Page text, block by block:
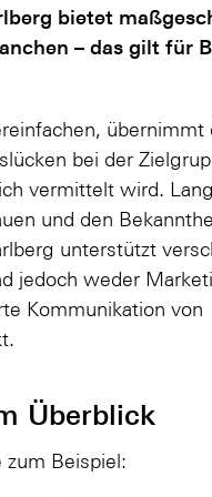
bietet
– das gilt für
übernimmt
bei der
vermittelt wird.
und den
unterstützt
jedoch weder
Kommunikation von
Überblick
Beispiel: